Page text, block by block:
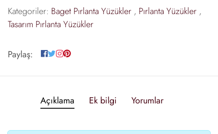
Kategoriler: Baget Pırlanta Yüzükler , Pırlanta Yüzükler ,
Tasarım Pırlanta Yüzükler
Paylaş:
Açıklama Ek bilgi Yorumlar